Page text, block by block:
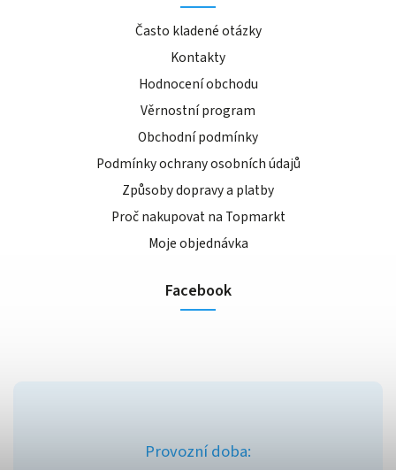
Často kladené otázky
Kontakty
Hodnocení obchodu
Věrnostní program
Obchodní podmínky
Podmínky ochrany osobních údajů
Způsoby dopravy a platby
Proč nakupovat na Topmarkt
Moje objednávka
Facebook